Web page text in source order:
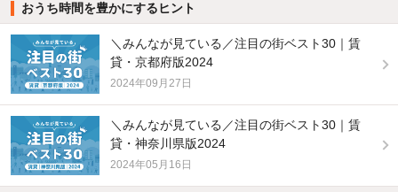
おうち時間を豊かにするヒント
＼みんなが見ている／注目の街ベスト30｜賃
貸・京都府版2024
2024年09月27日
＼みんなが見ている／注目の街ベスト30｜賃
貸・神奈川県版2024
2024年05月16日